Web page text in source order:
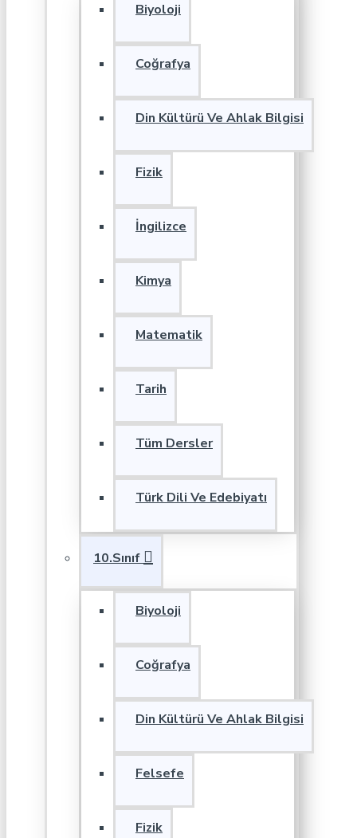
Biyoloji
Coğrafya
Din Kültürü Ve Ahlak Bilgisi
Fizik
İngilizce
Kimya
Matematik
Tarih
Tüm Dersler
Türk Dili Ve Edebiyatı
10.Sınıf
Biyoloji
Coğrafya
Din Kültürü Ve Ahlak Bilgisi
Felsefe
Fizik